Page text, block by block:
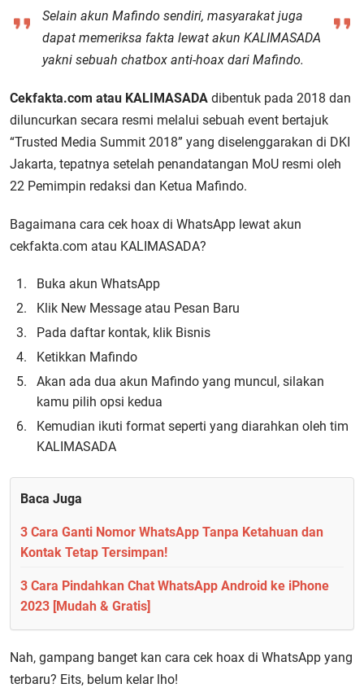
Selain akun Mafindo sendiri, masyarakat juga
dapat memeriksa fakta lewat akun KALIMASADA
yakni sebuah chatbox anti-hoax dari Mafindo.
Cekfakta.com atau KALIMASADA dibentuk pada 2018 dan
diluncurkan secara resmi melalui sebuah event bertajuk
“Trusted Media Summit 2018” yang diselenggarakan di DKI
Jakarta, tepatnya setelah penandatangan MoU resmi oleh
22 Pemimpin redaksi dan Ketua Mafindo.
Bagaimana cara cek hoax di WhatsApp lewat akun
cekfakta.com atau KALIMASADA?
Buka akun WhatsApp
Klik New Message atau Pesan Baru
Pada daftar kontak, klik Bisnis
Ketikkan Mafindo
Akan ada dua akun Mafindo yang muncul, silakan
kamu pilih opsi kedua
Kemudian ikuti format seperti yang diarahkan oleh tim
KALIMASADA
Baca Juga
3 Cara Ganti Nomor WhatsApp Tanpa Ketahuan dan
Kontak Tetap Tersimpan!
3 Cara Pindahkan Chat WhatsApp Android ke iPhone
2023 [Mudah & Gratis]
Nah, gampang banget kan cara cek hoax di WhatsApp yang
terbaru? Eits, belum kelar lho!